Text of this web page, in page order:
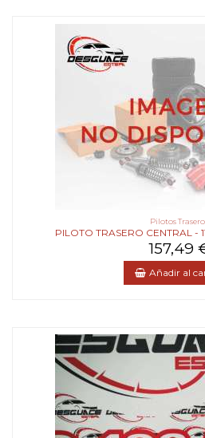
Pilotos
PILOTO TRASERO CENTRAL -
157,49
Añadir al